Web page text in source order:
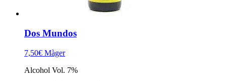
Dos Mundos
7,50€ Màger
Alcohol Vol. 7%